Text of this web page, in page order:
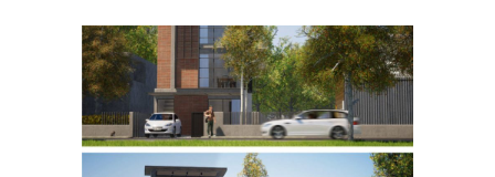
Desain Rumah Bapak Husain
di Bandung
DESAIN RUMAH TERBAIK